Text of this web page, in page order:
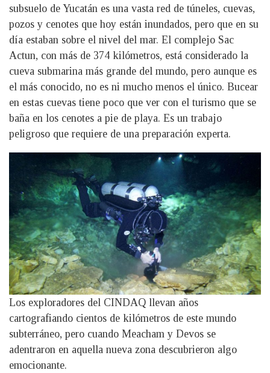
subsuelo de Yucatán es una vasta red de túneles, cuevas,
pozos y cenotes que hoy están inundados, pero que en su
día estaban sobre el nivel del mar. El complejo Sac
Actun, con más de 374 kilómetros, está considerado la
cueva submarina más grande del mundo, pero aunque es
el más conocido, no es ni mucho menos el único. Bucear
en estas cuevas tiene poco que ver con el turismo que se
baña en los cenotes a pie de playa. Es un trabajo
peligroso que requiere de una preparación experta.
Los exploradores del CINDAQ llevan años
cartografiando cientos de kilómetros de este mundo
subterráneo, pero cuando Meacham y Devos se
adentraron en aquella nueva zona descubrieron algo
emocionante.